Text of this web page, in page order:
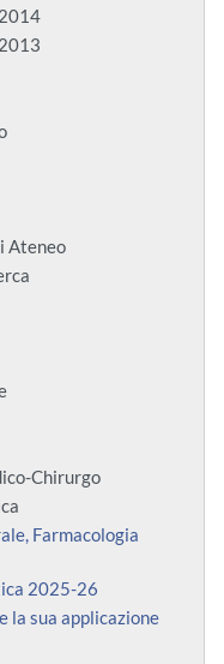
Ateneo
Chirurgo
Farmacologia
2025-26
la sua applicazione